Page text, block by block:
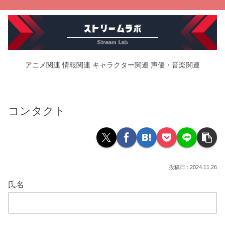
アニメ関連 情報関連 キャラクター関連 声優・音楽関連
コンタクト
2024.11.26
氏名